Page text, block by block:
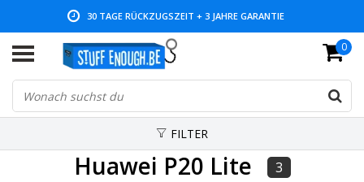
30 TAGE RÜCKZUGSZEIT + 3 JAHRE GARANTIE
NIEDRIGE PREISE UND GROSSE AUSWAHL 0
FILTER
Huawei P20 Lite 3